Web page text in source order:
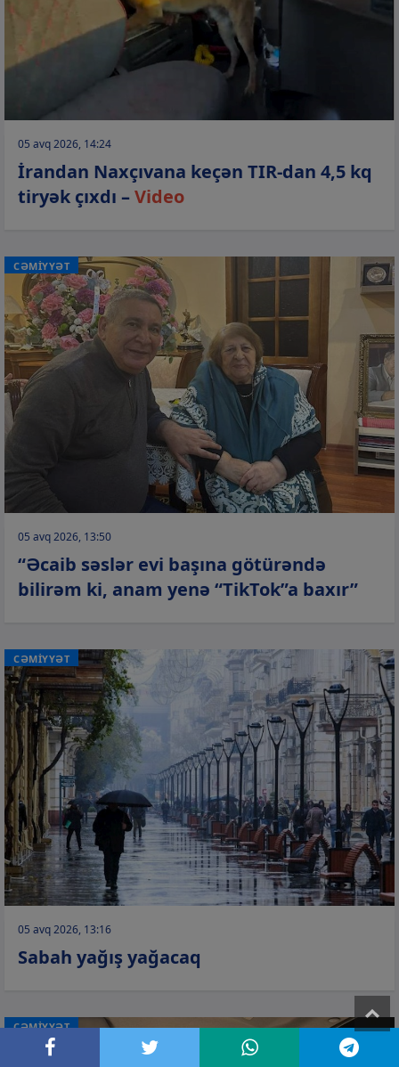
05 avq 2026, 14:24
İrandan Naxçıvana keçən TIR-dan 4,5 kq
tiryək çıxdı –Video
CƏMİYYƏT
05 avq 2026, 13:50
“Əcaib səslər evi başına götürəndə
bilirəm ki, anam yenə “TikTok”a baxır”
CƏMİYYƏT
05 avq 2026, 13:16
Sabah yağış yağacaq
CƏMİYYƏT